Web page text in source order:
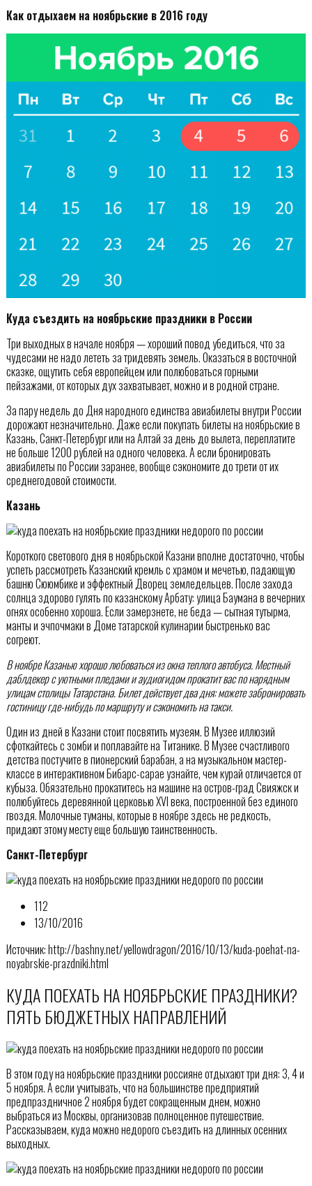
Как отдыхаем на ноябрьские в 2016 году
Куда съездить на ноябрьские праздники в России
Три выходных в начале ноября — хороший повод убедиться, что за
чудесами не надо лететь за тридевять земель. Оказаться в восточной
сказке, ощутить себя европейцем или полюбоваться горными
пейзажами, от которых дух захватывает, можно и в родной стране.
За пару недель до Дня народного единства авиабилеты внутри России
дорожают незначительно. Даже если покупать билеты на ноябрьские в
Казань, Санкт-Петербург или на Алтай за день до вылета, переплатите
не больше 1200 рублей на одного человека. А если бронировать
авиабилеты по России заранее, вообще сэкономите до трети от их
среднегодовой стоимости.
Казань
Короткого светового дня в ноябрьской Казани вполне достаточно, чтобы
успеть рассмотреть Казанский кремль с храмом и мечетью, падающую
башню Сююмбике и эффектный Дворец земледельцев. После захода
солнца здорово гулять по казанскому Арбату: улица Баумана в вечерних
огнях особенно хороша. Если замерзнете, не беда — сытная тутырма,
манты и эчпочмаки в Доме татарской кулинарии быстренько вас
согреют.
В ноябре Казанью хорошо любоваться из окна теплого автобуса. Местный
даблдекер с уютными пледами и аудиогидом прокатит вас по нарядным
улицам столицы Татарстана. Билет действует два дня: можете забронировать
гостиницу где-нибудь по маршруту и сэкономить на такси.
Один из дней в Казани стоит посвятить музеям. В Музее иллюзий
сфоткайтесь с зомби и поплавайте на Титанике. В Музее счастливого
детства постучите в пионерский барабан, а на музыкальном мастер-
классе в интерактивном Бибарс-сарае узнайте, чем курай отличается от
кубыза. Обязательно прокатитесь на машине на остров-град Свияжск и
полюбуйтесь деревянной церковью XVI века, построенной без единого
гвоздя. Молочные туманы, которые в ноябре здесь не редкость,
придают этому месту еще большую таинственность.
Санкт-Петербург
112
13/10/2016
Источник: http://bashny.net/yellowdragon/2016/10/13/kuda-poehat-na-
noyabrskie-prazdniki.html
КУДА ПОЕХАТЬ НА НОЯБРЬСКИЕ ПРАЗДНИКИ?
ПЯТЬ БЮДЖЕТНЫХ НАПРАВЛЕНИЙ
В этом году на ноябрьские праздники россияне отдыхают три дня: 3, 4 и
5 ноября. А если учитывать, что на большинстве предприятий
предпраздничное 2 ноября будет сокращенным днем, можно
выбраться из Москвы, организовав полноценное путешествие.
Рассказываем, куда можно недорого съездить на длинных осенних
выходных.